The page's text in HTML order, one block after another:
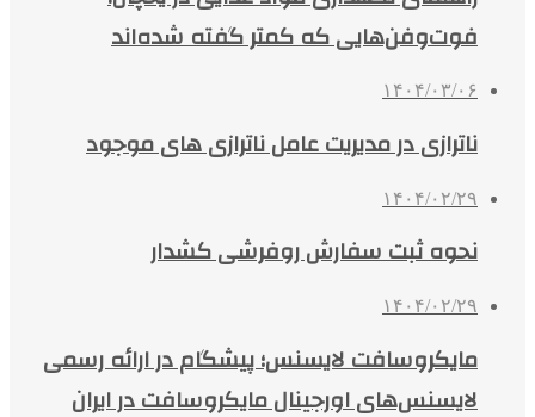
فوت‌وفن‌هایی که کمتر گفته شده‌اند
۱۴۰۴/۰۳/۰۶
ناترازی در مدیریت عامل ناترازی های موجود
۱۴۰۴/۰۲/۲۹
نحوه ثبت سفارش روفرشی کشدار
۱۴۰۴/۰۲/۲۹
مایکروسافت لایسنس؛ پیشگام در ارائه رسمی
لایسنس‌های اورجینال مایکروسافت در ایران